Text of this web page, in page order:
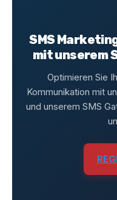
SMS
mit unserem
Optimieren Sie
Kommunikation mit
und unserem SMS